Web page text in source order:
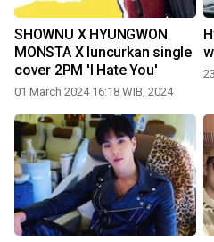
SHOWNU X HYUNGWON
MONSTA X luncurkan single
cover 2PM 'I Hate You'
01 March 2024 16:18 WIB, 2024